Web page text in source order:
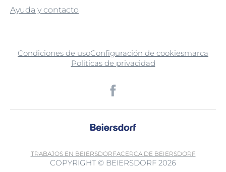
Ayuda y contacto
Condiciones de usoConfiguración de cookiesmarca
Políticas de privacidad
TRABAJOS EN BEIERSDORFACERCA DE BEIERSDORF
COPYRIGHT © BEIERSDORF 2026